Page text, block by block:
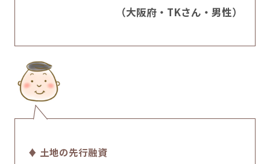
（大阪府・TKさん・男性）
♦ 土地の先行融資